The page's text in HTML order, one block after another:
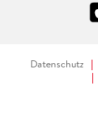
Datenschutz